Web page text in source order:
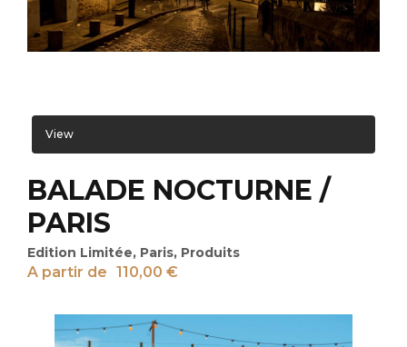
View
BALADE NOCTURNE /
PARIS
Edition Limitée, Paris, Produits
A partir de 110,00 €